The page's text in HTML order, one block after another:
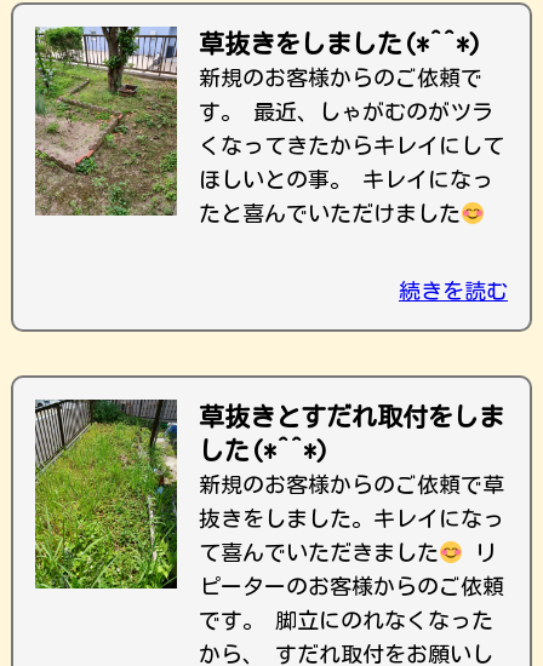
草抜きをしました(*^^*)
新規のお客様からのご依頼で
す。 最近、しゃがむのがツラ
くなってきたからキレイにして
ほしいとの事。 キレイになっ
たと喜んでいただけました
続きを読む
草抜きとすだれ取付をしま
した(*^^*)
新規のお客様からのご依頼で草
抜きをしました。キレイになっ
て喜んでいただきました
リ
ピーターのお客様からのご依頼
です。 脚立にのれなくなった
から、 すだれ取付をお願いし